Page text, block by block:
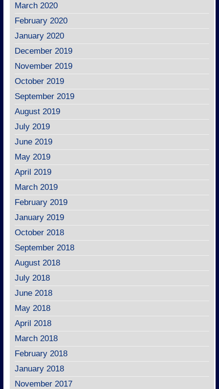
March 2020
February 2020
January 2020
December 2019
November 2019
October 2019
September 2019
August 2019
July 2019
June 2019
May 2019
April 2019
March 2019
February 2019
January 2019
October 2018
September 2018
August 2018
July 2018
June 2018
May 2018
April 2018
March 2018
February 2018
January 2018
November 2017